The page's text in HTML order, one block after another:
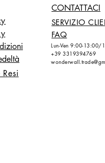
CONTATTACI
SERVIZIO
FAQ
Lun-Ven 9:00-13:00/
+39 3319394769